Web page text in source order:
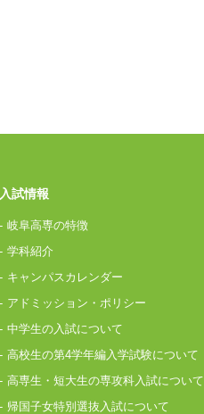
入試情報
岐阜高専の特徴
学科紹介
キャンパスカレンダー
アドミッション・ポリシー
中学生の入試について
高校生の第4学年編入学試験について
高専生・短大生の専攻科入試について
帰国子女特別選抜入試について